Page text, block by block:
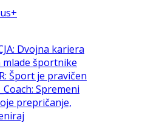
Dvojna kariera
mlade športnike
Šport je pravičen
Spremeni
prepričanje,